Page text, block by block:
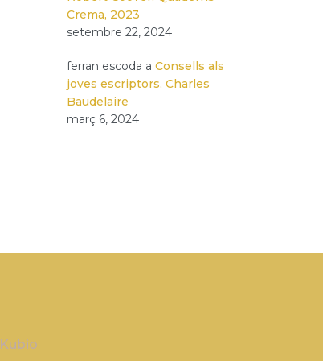
Crema, 2023
setembre 22, 2024
ferran escoda a Consells als
joves escriptors, Charles
Baudelaire
març 6, 2024
Kubio